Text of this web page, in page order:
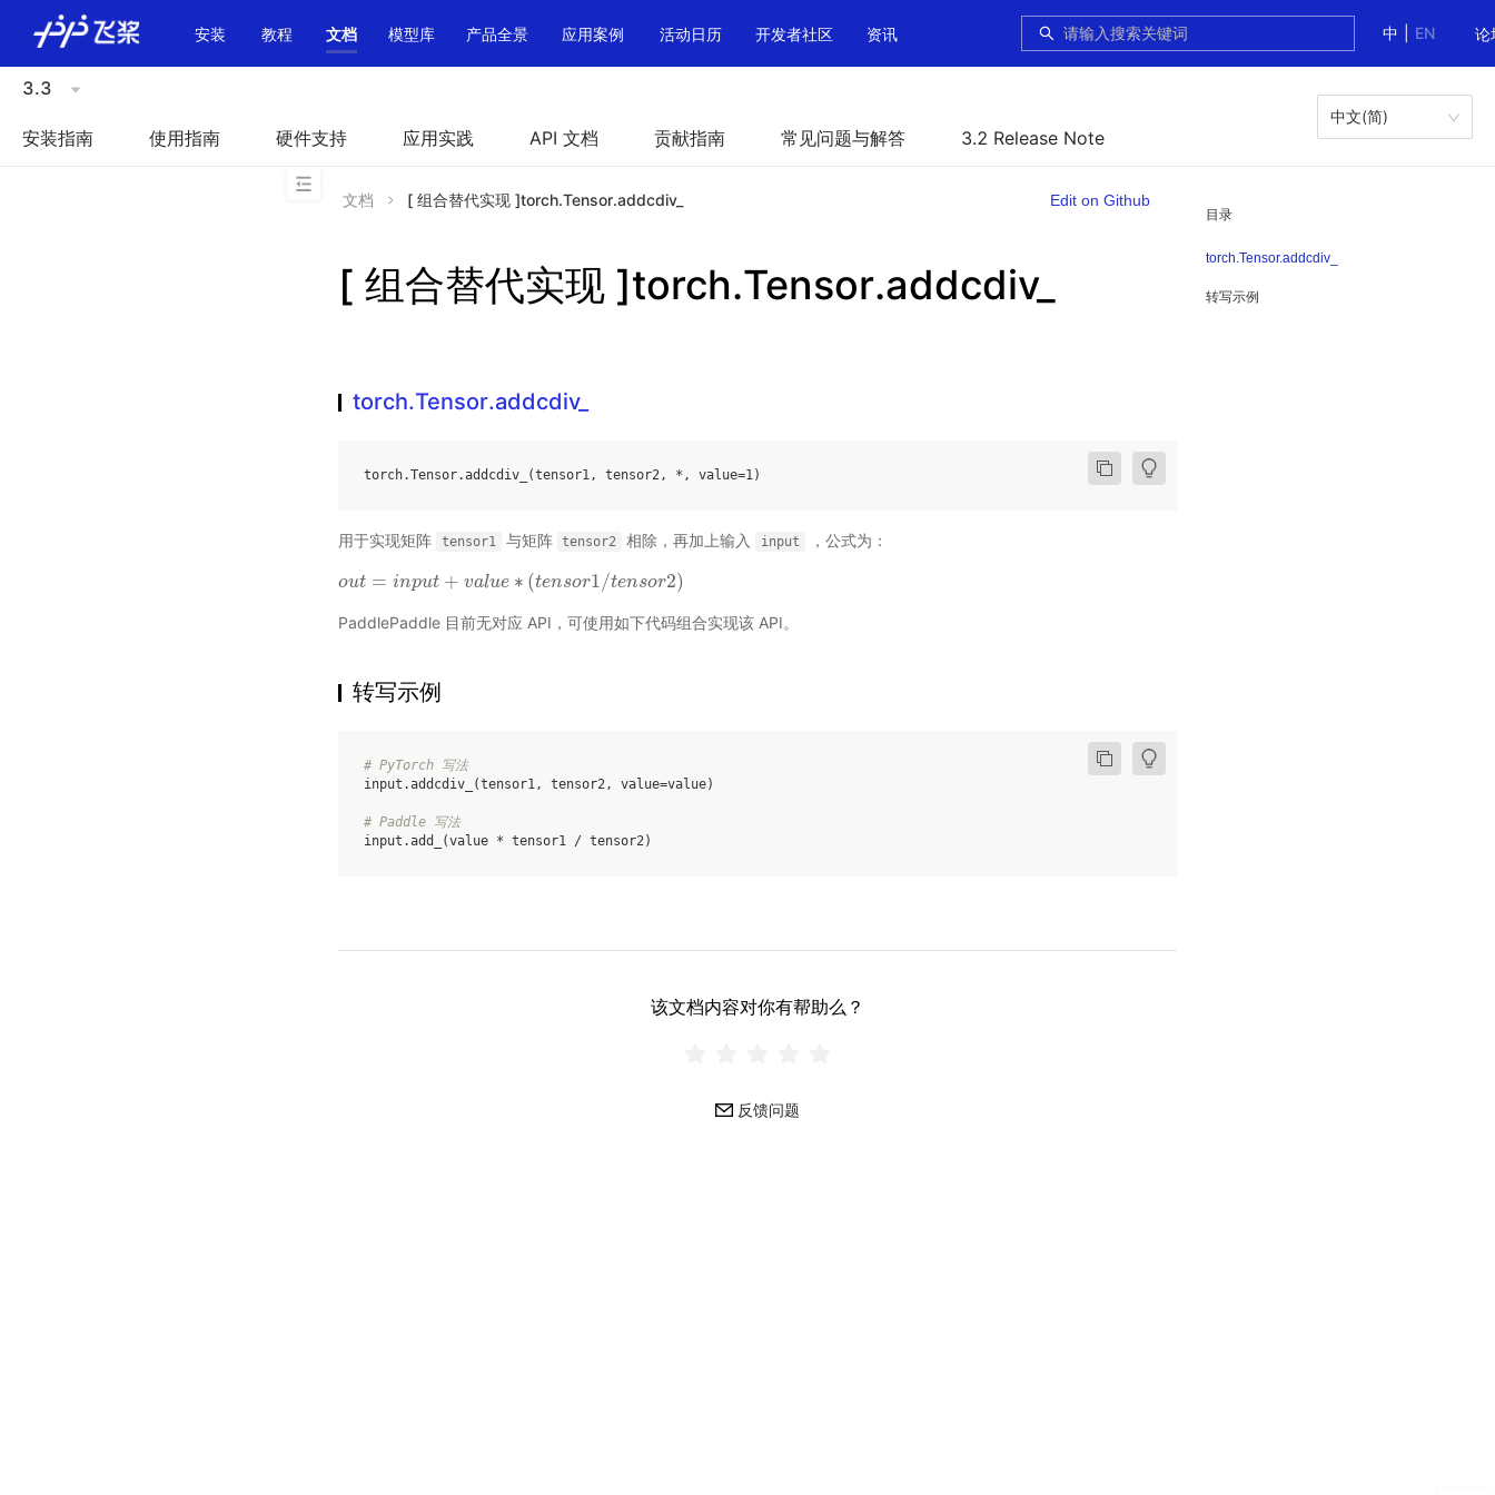
中
EN 论
安装 教程 文档 模型库 产品全景 应用案例 活动日历 开发者社区 资讯
3.3
安装指南 使用指南 硬件支持 应用实践 API 文档 贡献指南 常见问题与解答 3.2 Release Note
中文(简)
目录
torch.Tensor.addcdiv_
转写示例
文档 [ 组合替代实现 ]torch.Tensor.addcdiv_ Edit on Github
[ 组合替代实现 ]torch.Tensor.addcdiv_
torch.Tensor.addcdiv_
torch.Tensor.addcdiv_ (tensor1, tensor2, * , value=1)
用于实现矩阵 tensor1 与矩阵 tensor2 相除，再加上输入 input ，公式为：
out = input + value ∗ (tensor1/tensor2)
out= input+val ue∗(tensor1/tensor2)
PaddlePaddle 目前无对应 API，可使用如下代码组合实现该 API。
转写示例
# PyTorch 写法
input .addcdiv_ (tensor1, tensor2, value=value)
# Paddle 写法
input .add_ (value * tensor1 / tensor2)
该文档内容对你有帮助么？
反馈问题